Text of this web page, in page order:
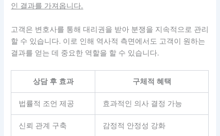
인 결과를 가져옵니다.
고객은 변호사를 통해 대리권을 받아 분쟁을 지속적으로 관리
할 수 있습니다. 이로 인해 역사적 측면에서도 고객이 원하는
결과를 얻는 데 중요한 역할을 할 수 있습니다.
상담 후 효과 구체적 혜택
법률적 조언 제공 효과적인 의사 결정 가능
신뢰 관계 구축 감정적 안정성 강화